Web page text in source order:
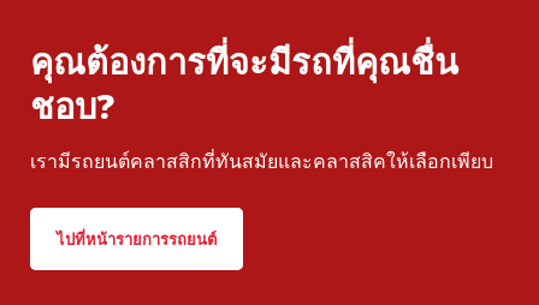
คุณต้องการที่จะมีรถที่คุณชื่น
ชอบ?
เรามีรถยนต์คลาสสิกที่ทันสมัยและคลาสสิคให้เลือกเพียบ
ไปที่หน้ารายการรถยนต์